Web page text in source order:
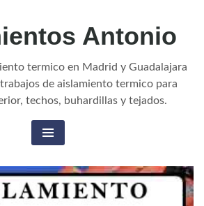
Antonio
termico en Madrid y Guadalajara
de aislamiento termico para
techos, buhardillas y tejados.